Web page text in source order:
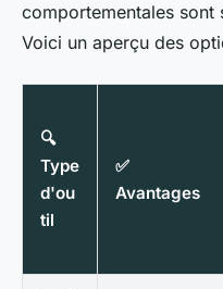
comportementales sont
Voici un aperçu des
🔍
Type
d'ou
til
✅
Avantages